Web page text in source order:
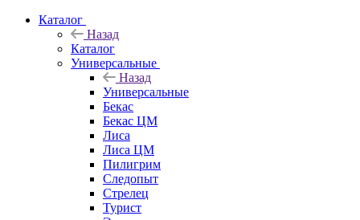
Каталог
Назад
Каталог
Универсальные
Назад
Универсальные
Бекас
Бекас ЦМ
Лиса
Лиса ЦМ
Пилигрим
Следопыт
Стрелец
Турист